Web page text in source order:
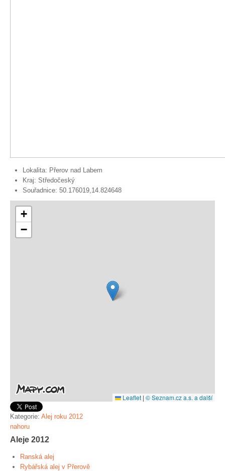
Lokalita: Přerov nad Labem
Kraj: Středočeský
Souřadnice: 50.176019,14.824648
+
−
Leaflet | © Seznam.cz a.s. a další
Kategorie: Alej roku 2012
nahoru
Aleje 2012
Ranská alej
Rybářská alej v Přerově